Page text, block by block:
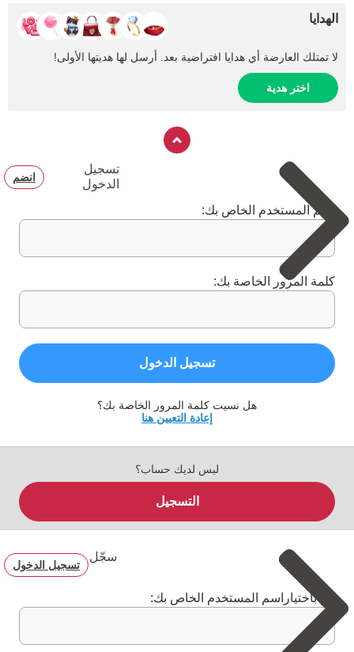
الهدايا
لا تمتلك العارضة أي هدايا افتراضية بعد. أرسل لها هديتها الأولى!
اختر هدية
تسجيل
الدخول
انضم
اسم المستخدم الخاص بك:
كلمة المرور الخاصة بك:
تسجيل الدخول
هل نسيت كلمة المرور الخاصة بك؟
إعادة التعيين هنا
ليس لديك حساب؟
التسجيل
سجّل
تسجيل الدخول
قم باختياراسم المستخدم الخاص بك: